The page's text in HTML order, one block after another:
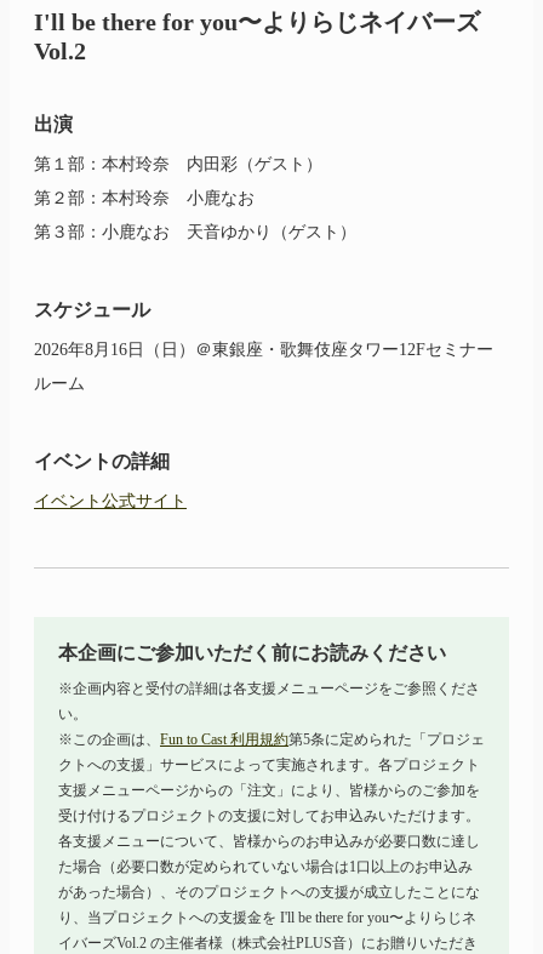
I'll be there for you〜よりらじネイバーズ
Vol.2
出演
第１部：本村玲奈 内田彩（ゲスト）
第２部：本村玲奈 小鹿なお
第３部：小鹿なお 天音ゆかり（ゲスト）
スケジュール
2026年8月16日（日）＠東銀座・歌舞伎座タワー12Fセミナー
ルーム
イベントの詳細
イベント公式サイト
本企画にご参加いただく前にお読みください
※企画内容と受付の詳細は各支援メニューページをご参照くださ
い。
※この企画は、 Fun to Cast 利用規約第5条に定められた「プロジェ
クトへの支援」サービスによって実施されます。各プロジェクト
支援メニューページからの「注文」により、皆様からのご参加を
受け付けるプロジェクトの支援に対してお申込みいただけます。
各支援メニューについて、皆様からのお申込みが必要口数に達し
た場合（必要口数が定められていない場合は1口以上のお申込み
があった場合）、そのプロジェクトへの支援が成立したことにな
り、当プロジェクトへの支援金を I'll be there for you〜よりらじ ネ
イバーズVol.2 の主催者様（株式会社PLUS音）にお贈りいただき